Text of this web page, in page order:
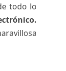
todo lo